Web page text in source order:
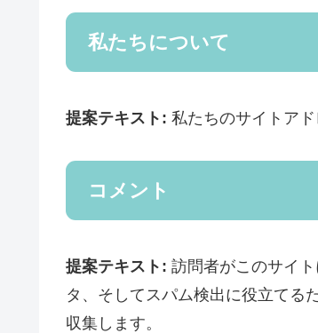
私たちについて
提案テキスト: 私たちのサイトア
コメント
提案テキスト: 訪問者がこのサイ
タ、そしてスパム検出に役立てる
収集します。